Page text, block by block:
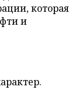
которая
и